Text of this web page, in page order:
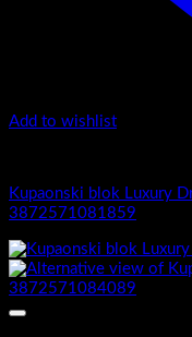
Add to wishlist
Kupaonski blok Luxury
3872571081859